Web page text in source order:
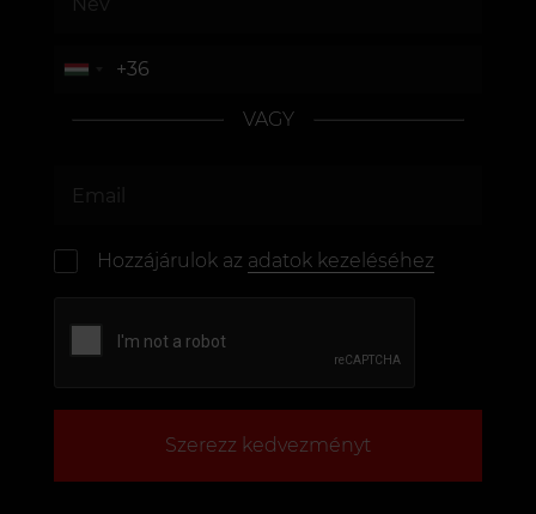
VAGY
Hozzájárulok az adatok kezeléséhez
Szerezz kedvezményt